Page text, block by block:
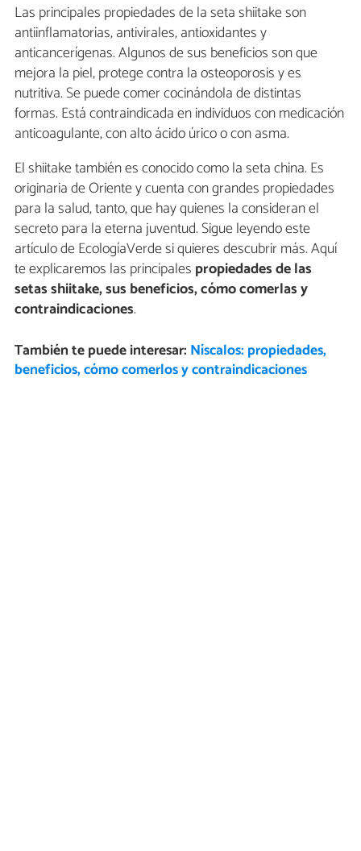
Las principales propiedades de la seta shiitake son
antiinflamatorias, antivirales, antioxidantes y
anticancerígenas. Algunos de sus beneficios son que
mejora la piel, protege contra la osteoporosis y es
nutritiva. Se puede comer cocinándola de distintas
formas. Está contraindicada en individuos con medicación
anticoagulante, con alto ácido úrico o con asma.
El shiitake también es conocido como la seta china. Es
originaria de Oriente y cuenta con grandes propiedades
para la salud, tanto, que hay quienes la consideran el
secreto para la eterna juventud. Sigue leyendo este
artículo de EcologíaVerde si quieres descubrir más. Aquí
te explicaremos las principales propiedades de las
setas shiitake, sus beneficios, cómo comerlas y
contraindicaciones.
También te puede interesar: Níscalos: propiedades,
beneficios, cómo comerlos y contraindicaciones